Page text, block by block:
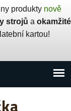
produkty nově
strojů a okamžité
kartou!